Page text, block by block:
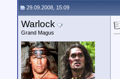
29.09.2008, 15:09
Warlock
Grand Magus